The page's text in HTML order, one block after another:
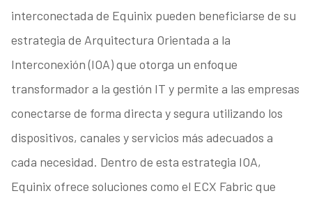
interconectada de Equinix pueden beneficiarse de su
estrategia de Arquitectura Orientada a la
Interconexión (IOA) que otorga un enfoque
transformador a la gestión IT y permite a las empresas
conectarse de forma directa y segura utilizando los
dispositivos, canales y servicios más adecuados a
cada necesidad. Dentro de esta estrategia IOA,
Equinix ofrece soluciones como el ECX Fabric que